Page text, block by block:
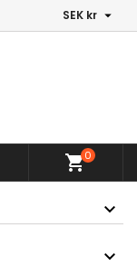
SEK kr 
shopping_cart0